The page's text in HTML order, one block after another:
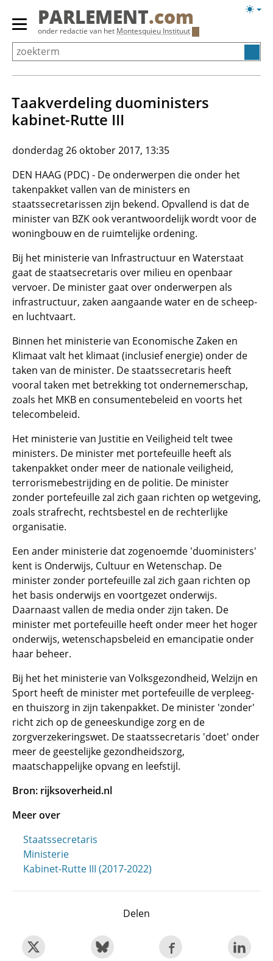
Overslaan
Primair
menu
tonen/verbergen
PARLEMENT.com
onder redactie van het Montesquieu Instituut
Taakverdeling duoministers
kabinet-Rutte III
donderdag 26 oktober 2017, 13:35
DEN HAAG (PDC) - De onderwerpen die onder het
takenpakket vallen van de ministers en
staatssecretarissen zijn bekend. Opvallend is dat de
minister van BZK ook verantwoordelijk wordt voor de
woningbouw en de ruimtelijke ordening.
Bij het ministerie van Infrastructuur en Waterstaat
gaat de staatsecretaris over milieu en openbaar
vervoer. De minister gaat over onderwerpen als
infrastructuur, zaken aangaande water en de scheep-
en luchtvaart.
Binnen het ministerie van Economische Zaken en
Klimaat valt het klimaat (inclusief energie) onder de
taken van de minister. De staatssecretaris heeft
vooral taken met betrekking tot ondernemerschap,
zoals het MKB en consumentebeleid en voorts het
telecombeleid.
Het ministerie van Justitie en Veiligheid telt twee
ministers. De minister met portefeuille heeft als
takenpakket onder meer de nationale veiligheid,
terrorismebestrijding en de politie. De minister
zonder portefeuille zal zich gaan richten op wetgeving,
zoals strafrecht, rechtsbestel en de rechterlijke
organisatie.
Een ander ministerie dat zogenoemde 'duoministers'
kent is Onderwijs, Cultuur en Wetenschap. De
minister zonder portefeuille zal zich gaan richten op
het basis onderwijs en voortgezet onderwijs.
Daarnaast vallen de media onder zijn taken. De
minister met portefeuille heeft onder meer het hoger
onderwijs, wetenschapsbeleid en emancipatie onder
haar beheer.
Bij het het ministerie van Volksgezondheid, Welzijn en
Sport heeft de minister met portefeuille de verpleeg-
en thuiszorg in zijn takenpakket. De minister 'zonder'
richt zich op de geneeskundige zorg en de
zorgverzekeringswet. De staatssecretaris 'doet' onder
meer de geestelijke gezondheidszorg,
maatschappelijke opvang en leefstijl.
Bron: rijksoverheid.nl
Meer over
Staatssecretaris
Ministerie
Kabinet-Rutte III (2017-2022)
Delen